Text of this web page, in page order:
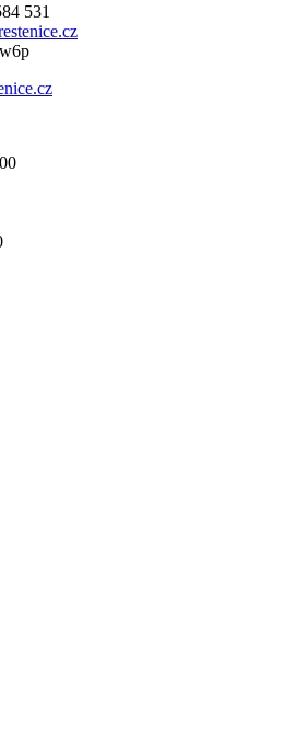
531